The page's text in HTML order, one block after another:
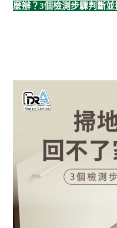
麼辦？3個檢測步驟判斷